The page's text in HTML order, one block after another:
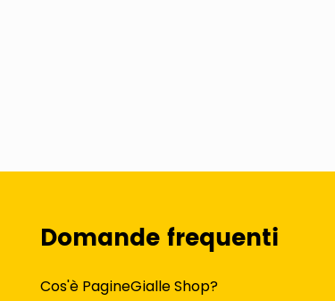
Domande frequenti
Cos'è PagineGialle Shop?